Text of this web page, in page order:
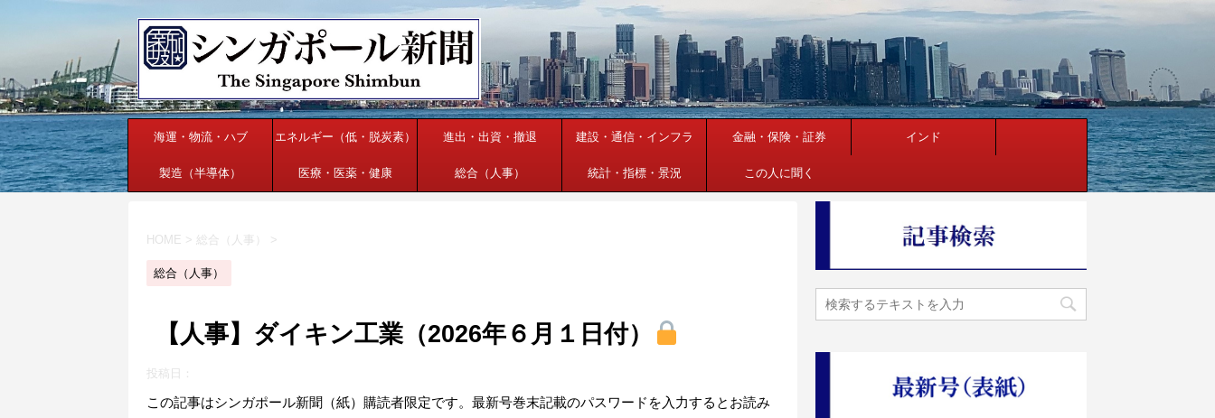
海運・物流・ハブ エネルギー（低・脱炭素） 進出・出資・撤退 建設・通信・インフラ 金融・保険・証券 インド
製造（半導体） 医療・医薬・健康 総合（人事） 統計・指標・景況 この人に聞く
HOME > 総合（人事） >
総合（人事）
【人事】ダイキン工業（2026年６月１日付）
投稿日：
この記事はシンガポール新聞（紙）購読者限定です。最新号巻末記載のパスワードを入力するとお読み